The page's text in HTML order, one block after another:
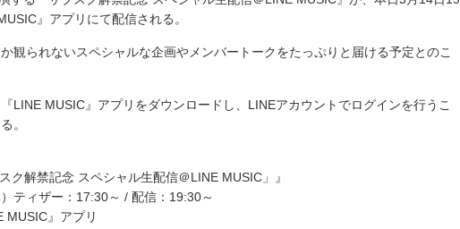
』アプリにて配信される。
観られないスペシャルな企画やメンバートークをたっぷりと届ける予定とのこ
LINE MUSIC』アプリをダウンロードし、LINEアカウントでログインを行うこ
。
ク解禁記念 スペシャル生配信＠LINE MUSIC」』
ティザー：17:30～ / 配信：19:30～
MUSIC』アプリ